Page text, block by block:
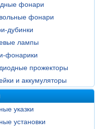
фонари
фонари
дубинки
лампы
фонарики
прожекторы
и аккумуляторы
указки
установки